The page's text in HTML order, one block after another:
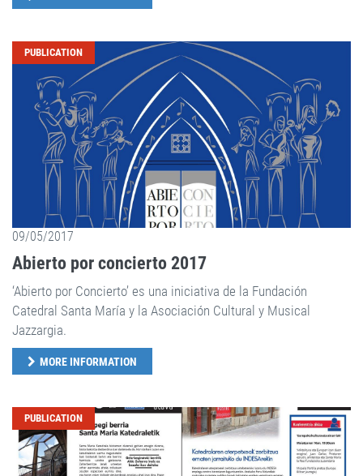
PUBLICATION
09/05/2017
Abierto por concierto 2017
‘Abierto por Concierto’ es una iniciativa de la Fundación
Catedral Santa María y la Asociación Cultural y Musical
Jazzargia.
MORE INFORMATION
PUBLICATION